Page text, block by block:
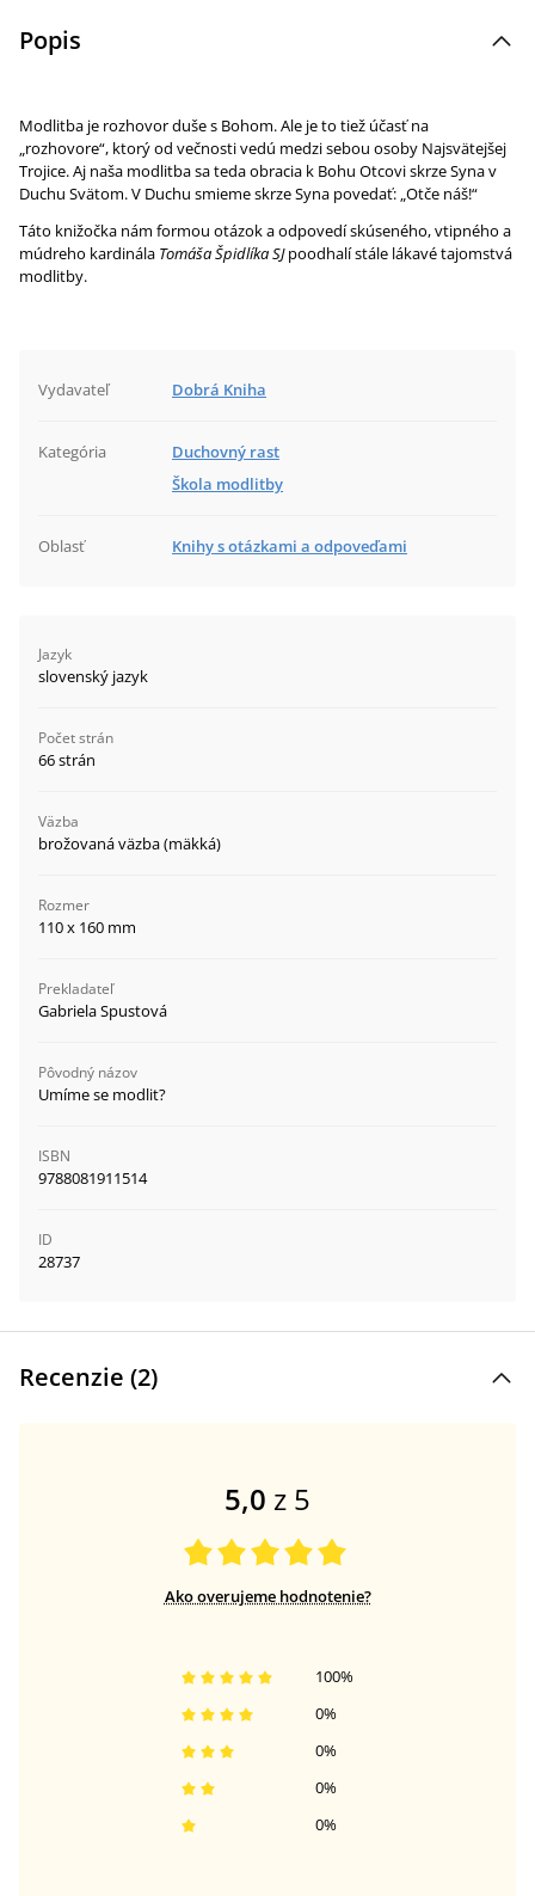
Popis
Modlitba je rozhovor duše s Bohom. Ale je to tiež účasť na
„rozhovore“, ktorý od večnosti vedú medzi sebou osoby Najsvätejšej
Trojice. Aj naša modlitba sa teda obracia k Bohu Otcovi skrze Syna v
Duchu Svätom. V Duchu smieme skrze Syna povedať: „Otče náš!“
Táto knižočka nám formou otázok a odpovedí skúseného, vtipného a
múdreho kardinála Tomáša Špidlíka SJpoodhalí stále lákavé tajomstvá
modlitby.
Vydavateľ Dobrá Kniha
Kategória
Duchovný rast
Škola modlitby
Oblasť Knihy s otázkami a odpoveďami
Jazyk
slovenský jazyk
Počet strán
66 strán
Väzba
brožovaná väzba (mäkká)
Rozmer
110 x 160 mm
Prekladateľ
Gabriela Spustová
Pôvodný názov
Umíme se modlit?
ISBN
9788081911514
ID
28737
Recenzie (2)
5,0 z 5
Ako overujeme hodnotenie?
0%
0%
0%
0%
100%